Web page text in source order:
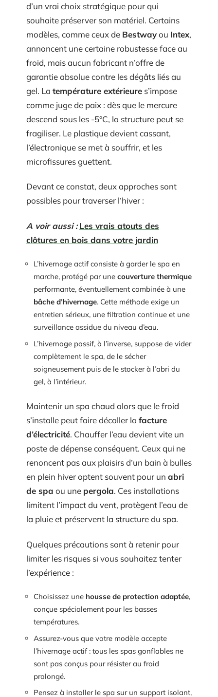
d’un vrai choix stratégique pour qui
souhaite préserver son matériel. Certains
modèles, comme ceux de Bestwayou Intex,
annoncent une certaine robustesse face au
froid, mais aucun fabricant n’offre de
garantie absolue contre les dégâts liés au
gel. La température extérieure s’impose
comme juge de paix : dès que le mercure
descend sous les -5°C, la structure peut se
fragiliser. Le plastique devient cassant,
l’électronique se met à souffrir, et les
microfissures guettent.
Devant ce constat, deux approches sont
possibles pour traverser l’hiver :
A voir aussi : Les vrais atouts des
clôtures en bois dans votre jardin
L’hivernage actif consiste à garder le spa en
marche, protégé par une couverture thermique
performante, éventuellement combinée à une
bâche d’hivernage. Cette méthode exige un
entretien sérieux, une filtration continue et une
surveillance assidue du niveau d’eau.
L’hivernage passif, à l’inverse, suppose de vider
complètement le spa, de le sécher
soigneusement puis de le stocker à l’abri du
gel, à l’intérieur.
Maintenir un spa chaud alors que le froid
s’installe peut faire décoller la facture
d’électricité. Chauffer l’eau devient vite un
poste de dépense conséquent. Ceux qui ne
renoncent pas aux plaisirs d’un bain à bulles
en plein hiver optent souvent pour un abri
de spa ou une pergola. Ces installations
limitent l’impact du vent, protègent l’eau de
la pluie et préservent la structure du spa.
Quelques précautions sont à retenir pour
limiter les risques si vous souhaitez tenter
l’expérience :
Choisissez une housse de protection adaptée,
conçue spécialement pour les basses
températures.
Assurez-vous que votre modèle accepte
l’hivernage actif : tous les spas gonflables ne
sont pas conçus pour résister au froid
prolongé.
Pensez à installer le spa sur un support isolant,